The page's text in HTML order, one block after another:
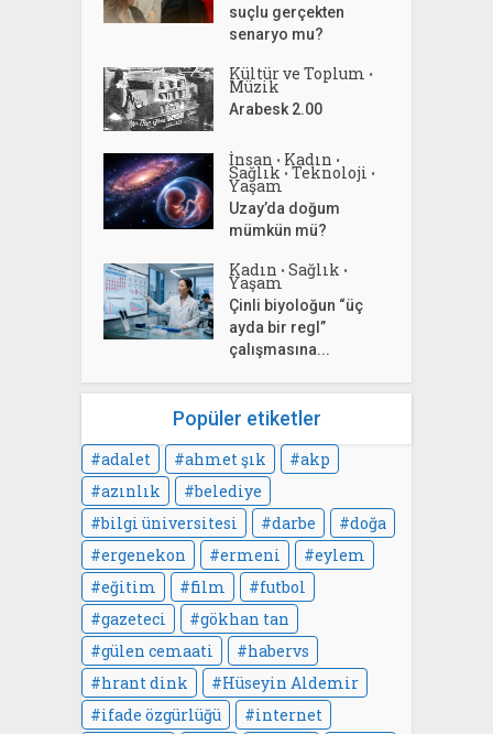
suçlu gerçekten
senaryo mu?
Kültür ve Toplum •
Müzik
Arabesk 2.00
İnsan • Kadın •
Sağlık • Teknoloji •
Yaşam
Uzay’da doğum
mümkün mü?
Kadın • Sağlık •
Yaşam
Çinli biyoloğun “üç
ayda bir regl”
çalışmasına...
Popüler etiketler
adalet ahmet şık
akp
azınlık
belediye
bilgi üniversitesi
darbe
doğa
ergenekon
ermeni
eylem
eğitim
film
futbol
gazeteci
gökhan tan
gülen cemaati
habervs
hrant dink
Hüseyin Aldemir
ifade özgürlüğü
internet